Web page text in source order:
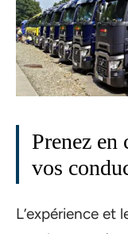
Prenez en
vos
L’expérience et